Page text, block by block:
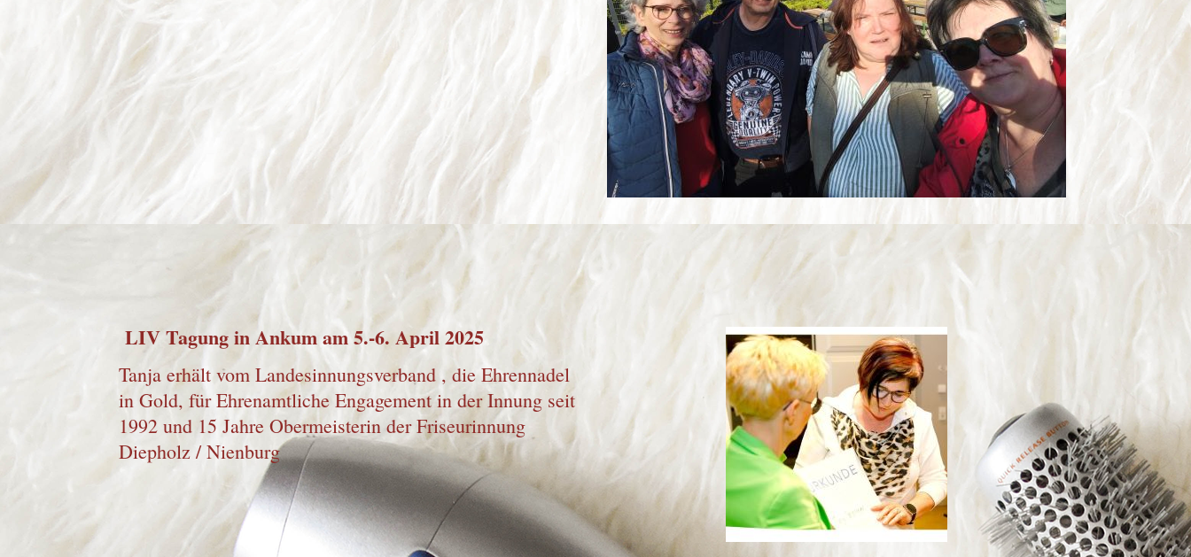
LIV Tagung in Ankum am 5.-6. April 2025
Tanja erhält vom Landesinnungsverband , die Ehrennadel
in Gold, für Ehrenamtliche Engagement in der Innung seit
1992 und 15 Jahre Obermeisterin der Friseurinnung
Diepholz / Nienburg